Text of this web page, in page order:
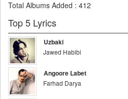
Total Albums Added : 412
Top 5 Lyrics
Uzbaki
Jawed Habibi
Angoore Labet
Farhad Darya